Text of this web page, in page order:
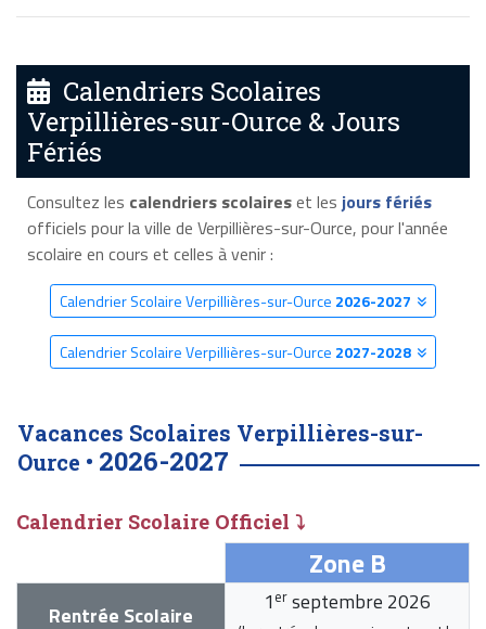
Calendriers Scolaires
Verpillières-sur-Ource & Jours
Fériés
Consultez les calendriers scolaireset les jours fériés
officiels pour la ville de Verpillières-sur-Ource, pour l'année
scolaire en cours et celles à venir :
Calendrier Scolaire Verpillières-sur-Ource 2026-2027
Calendrier Scolaire Verpillières-sur-Ource 2027-2028
Vacances Scolaires Verpillières-sur-
Ource • 2026-2027
Calendrier Scolaire Officiel ⤵
Zone B
Rentrée Scolaire 1 er septembre 2026